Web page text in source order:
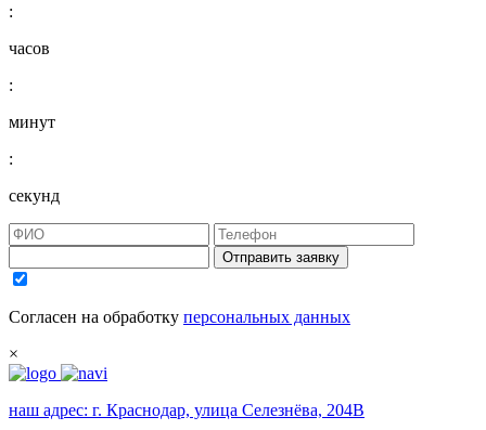
:
часов
:
минут
:
секунд
Отправить заявку
Согласен на обработку персональных данных
×
наш адрес: г. Краснодар, улица Селезнёва, 204В